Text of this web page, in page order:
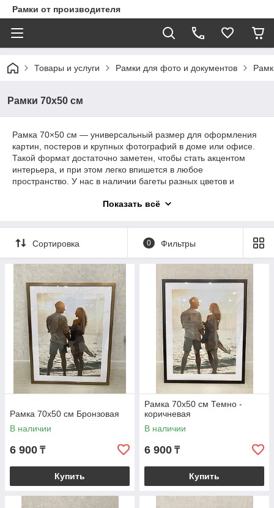
Рамки от производителя
Товары и услуги Рамки для фото и документов
Рамки 70х50 см
Рамка 70×50 см — универсальный размер для оформления
картин, постеров и крупных фотографий в доме или офисе.
Такой формат достаточно заметен, чтобы стать акцентом
интерьера, и при этом легко впишется в любое
пространство. У нас в наличии багеты разных цветов и
серебра, — поэтому можно подобрать вариант под любой
обеспечат долговечность изображения. Закажите рамку
70×50 см в Ramki.kz — стиль, качество и доставка по
Алматы.
Показать всё
Сортировка 0 Фильтры
Рамка 70х50 см Бронзовая
В наличии
6 900 ₸
Купить
Рамка 70х50 см Темно -
коричневая
В наличии
6 900 ₸
Купить